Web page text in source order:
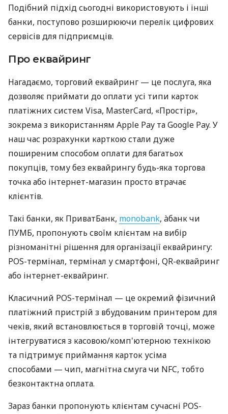
Подібний підхід сьогодні використовують і інші
банки, поступово розширюючи перелік цифрових
сервісів для підприємців.
Про еквайринг
Нагадаємо, торговий еквайринг — це послуга, яка
дозволяє приймати до оплати усі типи карток
платіжних систем Visa, MasterCard, «Простір»,
зокрема з використанням Apple Pay та Google Pay. У
наш час розрахунки карткою стали дуже
поширеним способом оплати для багатьох
покупців, тому без еквайрингу будь-яка торгова
точка або інтернет-магазин просто втрачає
клієнтів.
Такі банки, як ПриватБанк, monobank, àбанк чи
ПУМБ, пропонують своїм клієнтам на вибір
різноманітні рішення для організації еквайрингу:
POS-термінал, термінал у смартфоні, QR-еквайринг
або інтернет-еквайринг.
Класичний POS-термінал — це окремий фізичний
платіжний пристрій з вбудованим принтером для
чеків, який встановлюється в торговій точці, може
інтегруватися з касовою/комп'ютерною технікою
та підтримує приймання карток усіма
способами — чип, магнітна смуга чи NFC, тобто
безконтактна оплата.
Зараз банки пропонують клієнтам сучасні POS-